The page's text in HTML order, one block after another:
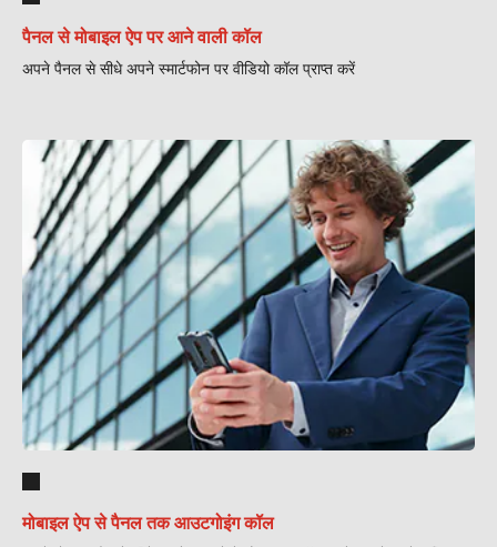
पैनल से मोबाइल ऐप पर आने वाली कॉल
अपने पैनल से सीधे अपने स्मार्टफोन पर वीडियो कॉल प्राप्त करें
मोबाइल ऐप से पैनल तक आउटगोइंग कॉल